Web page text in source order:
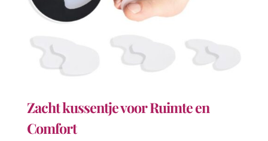
Zacht kussentje voor Ruimte en
Comfort